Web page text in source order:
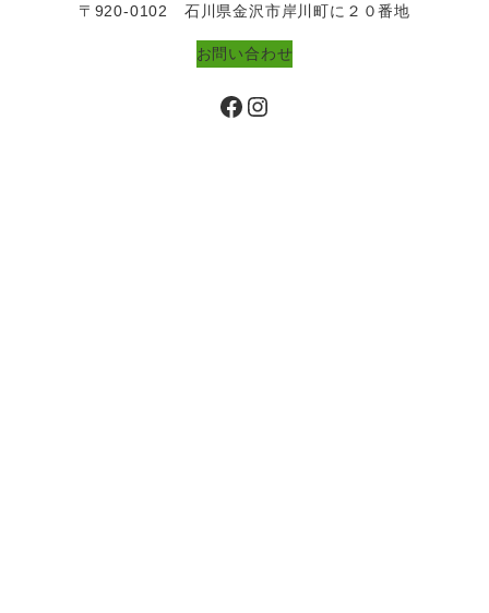
〒920-0102 石川県金沢市岸川町に２０番地
お問い合わせ
Facebook Instagram